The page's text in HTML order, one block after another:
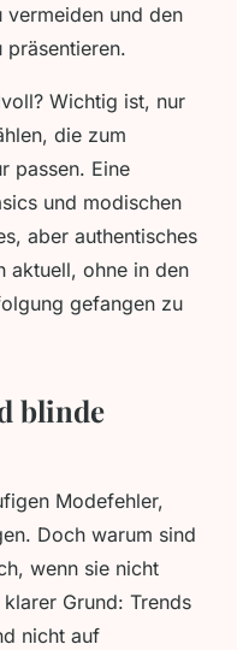
vermeiden und den
präsentieren.
Wichtig ist, nur
die zum
passen. Eine
und modischen
aber authentisches
aktuell, ohne in den
gefangen zu
blinde
Modefehler,
Doch warum sind
wenn sie nicht
Grund: Trends
nicht auf